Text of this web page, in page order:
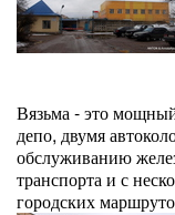
Вязьма - это
депо, двумя
обслуживанию
транспорта и с
городских